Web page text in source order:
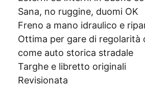
Sana, no ruggine, duomi OK
Freno a mano idraulico e
Ottima per gare di
come auto storica stradale
Targhe e libretto originali
Revisionata